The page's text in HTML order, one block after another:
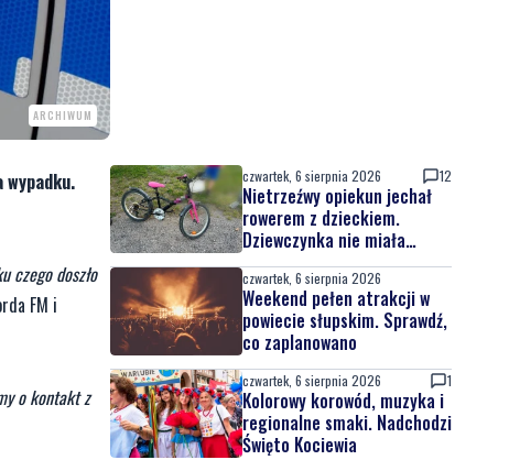
ARCHIWUM
czego doszło
FM i
o kontakt z
czwartek, 6 sierpnia 2026 12
Nietrzeźwy opiekun jechał
rowerem z dzieckiem.
Dziewczynka nie miała
kasku
czwartek, 6 sierpnia 2026
Weekend pełen atrakcji w
powiecie słupskim. Sprawdź,
co zaplanowano
czwartek, 6 sierpnia 2026 1
Kolorowy korowód, muzyka i
regionalne smaki. Nadchodzi
Święto Kociewia